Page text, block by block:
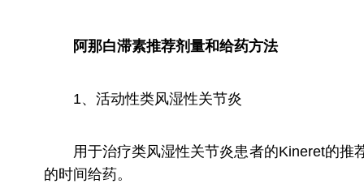
阿那白滞素推荐剂量和给药方法
1、活动性类风湿性关节炎
用于治疗类风湿性关节炎患者的Kineret的推荐
的时间给药。